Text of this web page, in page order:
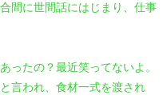
間に世間話にはじまり、仕事
ったの？最近笑ってないよ。
言われ、食材一式を渡され